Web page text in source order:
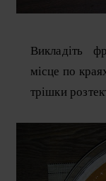
Викладіть
місце по
трішки